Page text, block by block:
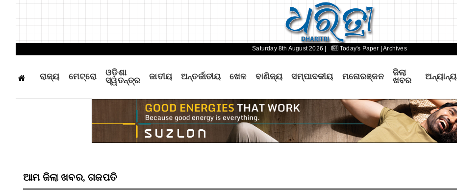
Saturday 8th August 2026 | Today's Paper | Archives
ରାଜ୍ୟ ମେଟ୍ରୋ
ଓଡ଼ିଶା
ସ୍ୱତନ୍ତ୍ର
ଜାତୀୟ ଅନ୍ତର୍ଜାତୀୟ ଖେଳ ବାଣିଜ୍ୟ ସମ୍ପାଦକୀୟ ମନୋରଞ୍ଜନ
ଜିଲା
ଖବର
ଅନ୍ୟାନ୍ୟ
ଆମ ଜିଲା ଖବର,ଗଜପତି